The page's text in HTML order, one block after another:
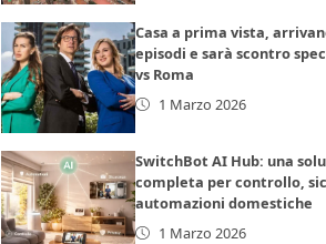
Casa a prima vista,
episodi e sarà scontro
vs Roma
1 Marzo 2026
SwitchBot AI Hub: una
completa per controllo,
automazioni domestiche
1 Marzo 2026